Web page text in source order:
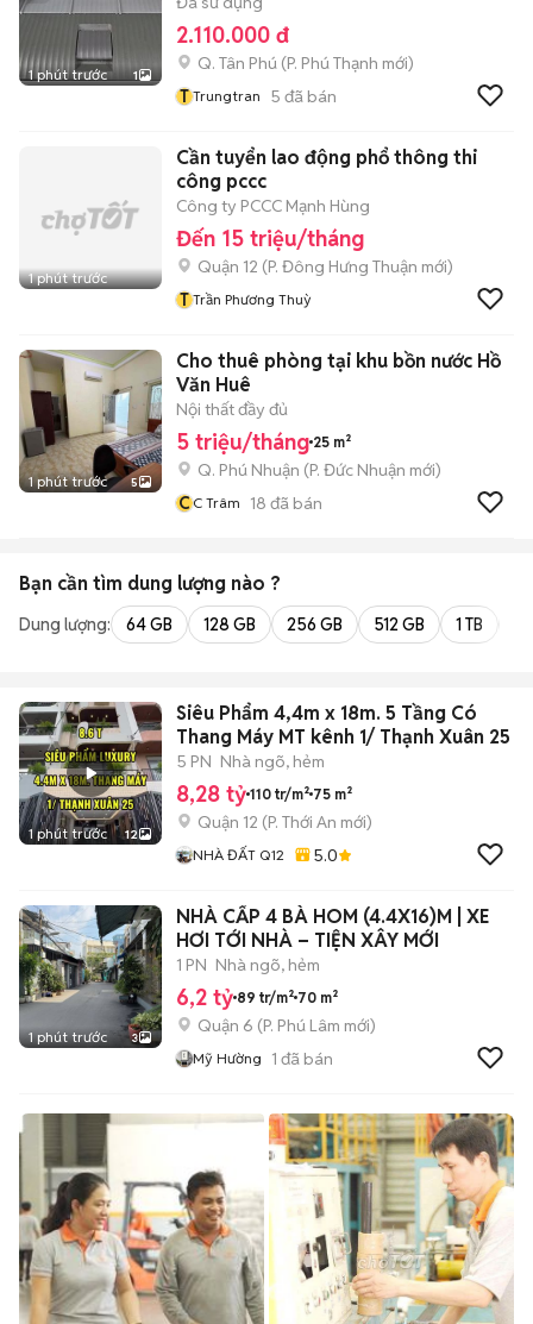
1 phút trước 1
2.110.000 đ
Q. Tân Phú (P. Phú Thạnh mới)
T Trungtran 5 đã bán
1 phút trước
Cần tuyển lao động phổ thông thi
công pccc
Công ty PCCC Mạnh Hùng
Đến 15 triệu/tháng
Quận 12 (P. Đông Hưng Thuận mới)
T Trần Phương Thuỳ
1 phút trước 5
Cho thuê phòng tại khu bồn nước Hồ
Văn Huê
Nội thất đầy đủ
5 triệu/tháng 25 m²
Q. Phú Nhuận (P. Đức Nhuận mới)
CC Trâm 18 đã bán
Bạn cần tìm dung lượng nào ?
Dung lượng: 64 GB 128 GB 256 GB 512 GB 1 TB
1 phút trước 12
Siêu Phẩm 4,4m x 18m. 5 Tầng Có
Thang Máy MT kênh 1/ Thạnh Xuân 25
5 PN Nhà ngõ, hẻm
8,28 tỷ 110 tr/m² 75 m²
Quận 12 (P. Thới An mới)
NHÀ ĐẤT Q12 5.0
1 phút trước 3
NHÀ CẤP 4 BÀ HOM (4.4X16)M | XE
HƠI TỚI NHÀ – TIỆN XÂY MỚI
1 PN Nhà ngõ, hẻm
6,2 tỷ 89 tr/m² 70 m²
Quận 6 (P. Phú Lâm mới)
Mỹ Hường 1 đã bán